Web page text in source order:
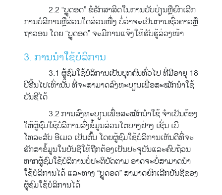
2.2 “ບຼູດອດ” ຂໍຮັກສາສິດໃນການປັບປ່ຽນຫຼືຍົກເລີກ
ການບໍລີການຫຼືສ່ວນໃດສ່ວນໜື່ງ ບໍ່ວ່າຈະເປັນການຊົ່ວຄາວຫຼື
ຖາວອນ ໂດຍ “ບຼູດອດ” ຈະມີການແຈ້ງໃຫ້ຮັບຮູ້ລ່ວງໜ້າ
3. ການນຳໃຊ້ບໍລິການ
3.1 ຜູ້ຊົມໃຊ້ບໍລິການເປັນບຸກຄົນທົ່ວໄປ ທີ່ມີອາຍຸ 18
ປີຂື້ນໄປເທົ່ານັ້ນ ທີ່ຈະສາມາດລົງທະບຽນເພື່ອສະໝັກນຳໃຊ້
ບັນຊີໄດ້
3.2 ການລົງທະບຽນເພື່ອສະໝັກນຳໃຊ້ ຈຳເປັນຕ້ອງ
ໃຫ້ຜູ້ຊົມໃຊ້ບໍລິການສົ່ງຂໍ້ມູນສ່ວນໂຕບາງຢ່າງ ເຊັ່ນ ເບີ
ໂທລະສັບ ອີເມວ ເປັນຕົ້ນ ໂດຍຜູ້ຊົມໃຊ້ບໍລິການເຫັນດີທີ່ຈະ
ຮັກສາຂໍ້ມູນໃນບັນຊີໃຫ້ຖືກຕ້ອງເປັນປະຈຸບັນແລະຄົບຖ້ວນ
ຫາກຜູ້ຊົມໃຊ້ບໍລິການບໍ່ປະຕິບັດຕາມ ອາດຈະບໍ່ສາມາດນຳ
ໃຊ້ບໍລິການໄດ້ ແລະທາງ “ບຼູດອດ” ສາມາດຍົກເລີກບັນຊີຂອງ
ຜູ້ຊົມໃຊ້ບໍລິການໄດ້